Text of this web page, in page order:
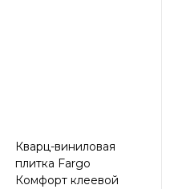
Кварц-виниловая
плитка Fargo
Комфорт клеевой